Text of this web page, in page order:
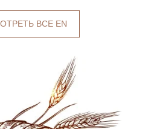
ВСЕ EN